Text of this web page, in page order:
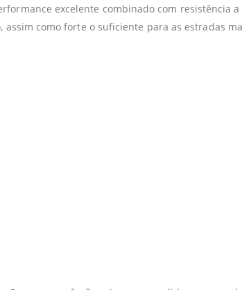
excelente combinado com resistência a
como forte o suficiente para as estradas